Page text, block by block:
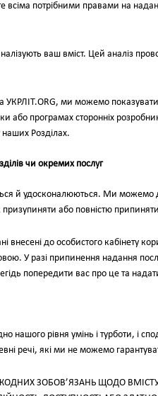
потрібними правами на
ваш вміст. Цей аналіз
УКРЛІТ.ORG, ми можемо
або програмах сторонніх
наших Розділах.
чи окремих послуг
й удосконалюються. Ми можемо
або повністю припиняти
внесені до особистого кабінету
У разі припинення надання
попередити вас про це та
нашого рівня умінь і турботи, і
речі, які ми не можемо
ЗОБОВ’ЯЗАНЬ ЩОДО